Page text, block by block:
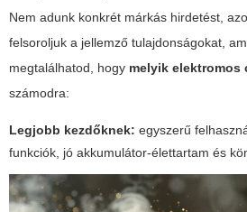
Nem adunk konkrét márkás hirdetést,
felsoroljuk a jellemző tulajdonságokat,
megtalálhatod, hogy melyik elektromos
számodra:
Legjobb kezdőknek: egyszerű
funkciók, jó akkumulátor-élettartam és